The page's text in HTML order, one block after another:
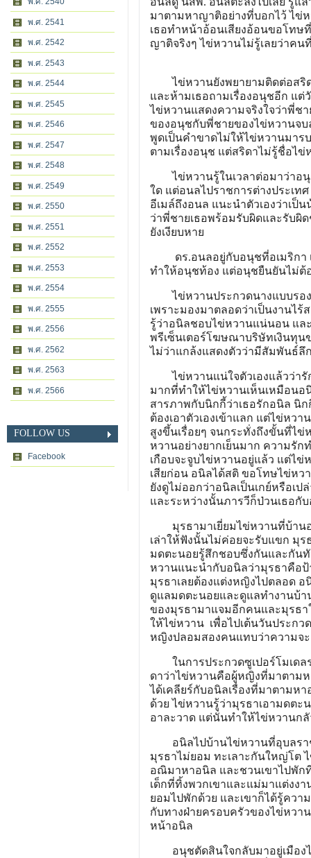
พ.ศ. 2541
พ.ศ. 2542
พ.ศ. 2543
พ.ศ. 2544
พ.ศ. 2545
พ.ศ. 2546
พ.ศ. 2547
พ.ศ. 2548
พ.ศ. 2549
พ.ศ. 2550
พ.ศ. 2551
พ.ศ. 2552
พ.ศ. 2553
พ.ศ. 2554
พ.ศ. 2555
พ.ศ. 2556
พ.ศ. 2562
พ.ศ. 2563
พ.ศ. 2566
FOLLOW US
Facebook
มาตามหาญาติอย่างที่บอกไว้ ไข่
เธอทำหน้าอ้อนเสียงอ้อนขอโทษ
ญาติจริงๆ ไข่หวานไม่รู้เลย
ไข่หวานยังพยายามติดต่อสริดา
และห้ามเธอถามเรื่องอนุชอีก แ
ไข่หวานแสดงความจริงใจว่าพี่ช
ของอนุชกับพี่ชายของไข่หวานจบ
พูดเป็นคำขาดไม่ให้ไข่หวานมาร
ตามเรื่องอนุช แต่สริดาไ
ไข่หวานรู้ในเวลาต่อมาว่าอนุ
ใด แต่อนลไปราชการต่างประเท
อีเมล์ถึงอนล แนะนำตัวเองว่าเ
ว่าพี่ชายเธอพร้อมรับผิดและรับผิ
ยังเงียบหาย
ดร.อนลอยู่กับอนุชที่อเมริกา เ
ทำให้อนุชท้อง แต่อนุชยื
ไข่หวานประกวดนางแบบรองส
เพราะมองมาตลอดว่าเป็นงานไ
รู้ว่าอนิลชอบไข่หวานแน่นอน แล
พรีเซ็นเตอร์โฆษณาบริษัทเงินทุน
ไม่ว่าแกล้งแสดงตัวว่ามีสั
ไข่หวานแน่ใจตัวเองแล้วว่ารัก
มากที่ทำให้ไข่หวานเห็นเหมือนอ
สารภาพกับนิกกี้ว่าเธอรักอนิล นิก
ต้องเอาตัวเองเข้าแลก แต่ไข่หว
สูงขึ้นเรื่อยๆ จนกระทั่งถึงขั้นที่ไข่
หวานอย่างยากเย็นมาก ความรัก
เกือบจะจูบไข่หวานอยู่แล้ว แต่ไข่
เสียก่อน อนิลได้สติ ขอโทษไข่หว
ยังดูไม่ออกว่าอนิลเป็นเกย์หรือเ
และระหว่างนั้นภารวีก็
มุรธามาเยี่ยมไข่หวานที่บ้านอ
เล่าให้ฟังนั้นไม่ค่อยจะรับแขก มุร
มดตะนอยรู้สึกชอบซึ่งกันและกัน
หวานแนะนำกับอนิลว่ามุรธาคือ
มุรธาเลยต้องแต่งหญิงไปตลอด
ดูแลมดตะนอยและดูแลทำงานบ้า
ของมุรธามาแจมอีกคนและมุรธา
ให้ไข่หวาน เพื่อไปเต้นวันประก
หญิงปลอมสองคนแทบว่
ในการประกวดซูเปอร์โมเดลร
ดาว่าไข่หวานคือผู้หญิงที่มาตามห
ได้เคลียร์กับอนิลเรื่องที่มาตามห
ด้วย ไข่หวานรู้ว่ามุรธาเอามดตะ
อาละวาด แต่นั่นทำให้
อนิลไปบ้านไข่หวานที่อุบลราช
มุรธาไม่ยอม ทะเลาะกันใหญ่โต
อณิมาหาอนิล และชวนเขาไปพัก
เด็กที่ทิ้งพวกเขาและแม่มาแต่ง
ยอมไปพักด้วย และเขาก็ได้รู้คว
กับทางฝ่ายครอบครัวของไข่หวา
หน้าอนิล
อนุชตัดสินใจกลับมาอยู่เมืองไ